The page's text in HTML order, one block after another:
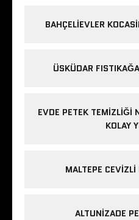
BAHÇELIEVLER
ÜSKÜDAR
EVDE PETEK TEMIZLIĞI
KOLAY
MALTEPE
ALTUNIZADE